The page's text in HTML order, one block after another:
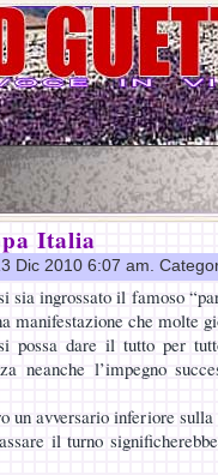
Italia
Dic 2010 6:07 am.
sia ingrossato il famoso
manifestazione che molte
possa dare il tutto per
neanche l’impegno
un avversario inferiore sulla
il turno